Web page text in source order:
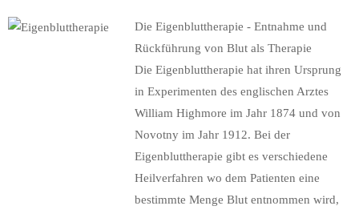
Die Eigenbluttherapie - Entnahme und
Rückführung von Blut als Therapie
Die Eigenbluttherapie hat ihren Ursprung
in Experimenten des englischen Arztes
William Highmore im Jahr 1874 und von
Novotny im Jahr 1912. Bei der
Eigenbluttherapie gibt es verschiedene
Heilverfahren wo dem Patienten eine
bestimmte Menge Blut entnommen wird,